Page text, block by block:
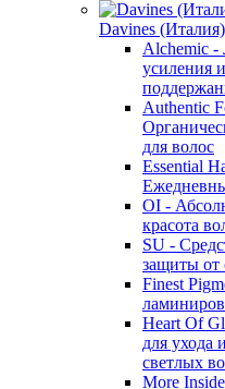
Davines (Италия)
Alchemic -
усиления и
Authentic
для волос
Essential
OI -
красота
SU -
защиты от
Finest
Heart Of
для ухода
светлых
More